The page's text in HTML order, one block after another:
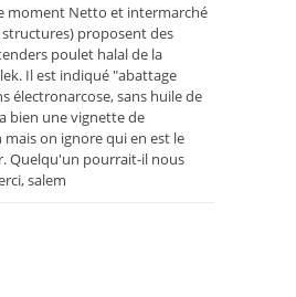
moment Netto et intermarché
proposent des
poulet halal de la
Il est indiqué "abattage
électronarcose, sans huile de
bien une vignette de
on ignore qui en est le
Quelqu'un pourrait-il nous
salem